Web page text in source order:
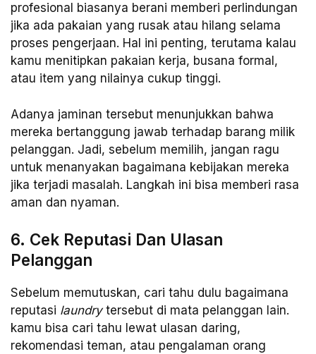
profesional biasanya berani memberi perlindungan
jika ada pakaian yang rusak atau hilang selama
proses pengerjaan. Hal ini penting, terutama kalau
kamu menitipkan pakaian kerja, busana formal,
atau item yang nilainya cukup tinggi.
Adanya jaminan tersebut menunjukkan bahwa
mereka bertanggung jawab terhadap barang milik
pelanggan. Jadi, sebelum memilih, jangan ragu
untuk menanyakan bagaimana kebijakan mereka
jika terjadi masalah. Langkah ini bisa memberi rasa
aman dan nyaman.
6. Cek Reputasi Dan Ulasan
Pelanggan
Sebelum memutuskan, cari tahu dulu bagaimana
reputasi laundrytersebut di mata pelanggan lain.
kamu bisa cari tahu lewat ulasan daring,
rekomendasi teman, atau pengalaman orang